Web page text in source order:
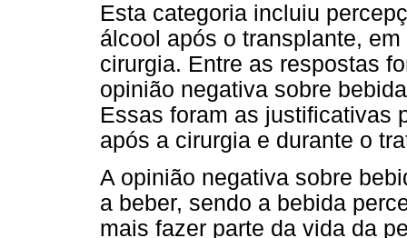
Esta categoria incluiu
álcool após o transplante,
cirurgia. Entre as respostas
opinião negativa sobre
Essas foram as justificativas
após a cirurgia e durante o
A opinião negativa sobre
a beber, sendo a bebida
mais fazer parte da vida da